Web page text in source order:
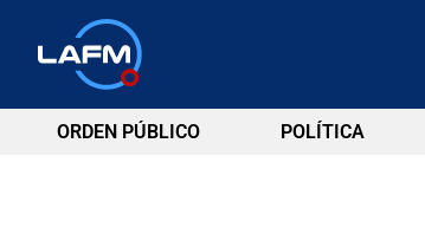
ORDEN PÚBLICO POLÍTICA